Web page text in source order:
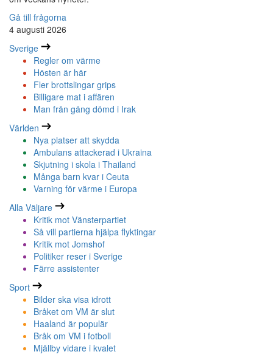
Gå till frågorna
4 augusti 2026
Sverige
Regler om värme
Hösten är här
Fler brottslingar grips
Billigare mat i affären
Man från gäng dömd i Irak
Världen
Nya platser att skydda
Ambulans attackerad i Ukraina
Skjutning i skola i Thailand
Många barn kvar i Ceuta
Varning för värme i Europa
Alla Väljare
Kritik mot Vänsterpartiet
Så vill partierna hjälpa flyktingar
Kritik mot Jomshof
Politiker reser i Sverige
Färre assistenter
Sport
Bilder ska visa idrott
Bråket om VM är slut
Haaland är populär
Bråk om VM i fotboll
Mjällby vidare i kvalet